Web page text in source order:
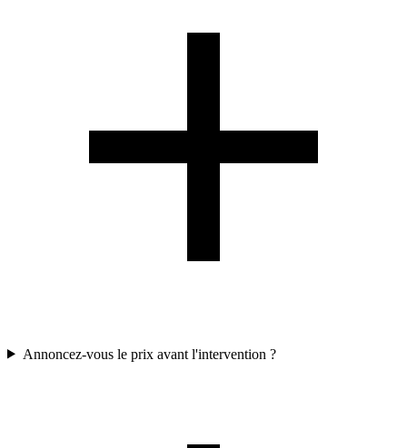
Annoncez-vous le prix avant l'intervention ?